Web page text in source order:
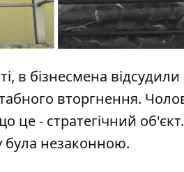
в бізнесмена
вторгнення.
це - стратегічний
була незаконною.